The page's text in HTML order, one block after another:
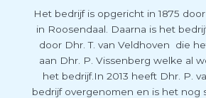
Het bedrijf is opgericht in 1875
in Roosendaal. Daarna is het
door Dhr. T. van Veldhoven die
aan Dhr. P. Vissenberg welke al
het bedrijf.In 2013 heeft Dhr. P.
bedrijf overgenomen en is het nog